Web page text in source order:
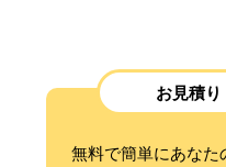
お見積
無料で簡単にあなた